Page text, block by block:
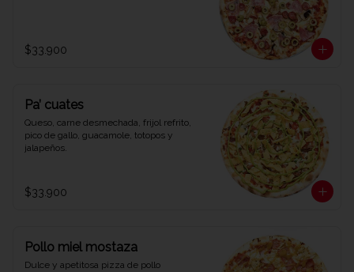
$33.900
Pa’ cuates
Queso, carne desmechada, frijol refrito,
pico de gallo, guacamole, totopos y
jalapeños.
$33.900
Pollo miel mostaza
Dulce y apetitosa pizza de pollo